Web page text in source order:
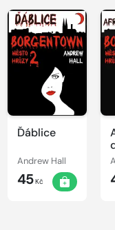
Ďáblice
Andrew Hall
45Kč